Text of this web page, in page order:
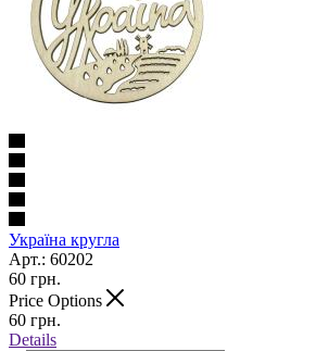
Україна кругла
Арт.: 60202
60 грн.
Price Options
60 грн.
Details